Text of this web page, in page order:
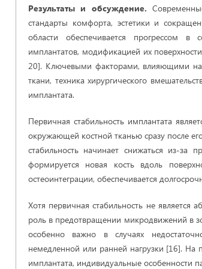
Результаты и обсуждение.
стандарты комфорта, эстетики и
области обеспечивается прогрессом в
имплантатов, модификацией их
20]. Ключевыми факторами, влияющими на
ткани, техника хирургического
имплантата.
Первичная стабильность имплантата
окружающей костной тканью сразу после
стабильность начинает снижаться из-за
формируется новая кость вдоль
остеоинтеграции, обеспечивается
Хотя первичная стабильность не является
роль в предотвращении микродвижений в
особенно важно в случаях
немедленной или ранней нагрузки [16]. На
имплантата, индивидуальные особенности